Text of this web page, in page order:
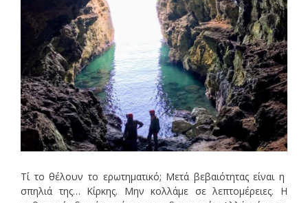
Tί το θέλουν το ερωτηματικό; Μετά βεβαιότητας είναι η
σπηλιά της… Κίρκης. Μην κολλάμε σε λεπτομέρειες. Η